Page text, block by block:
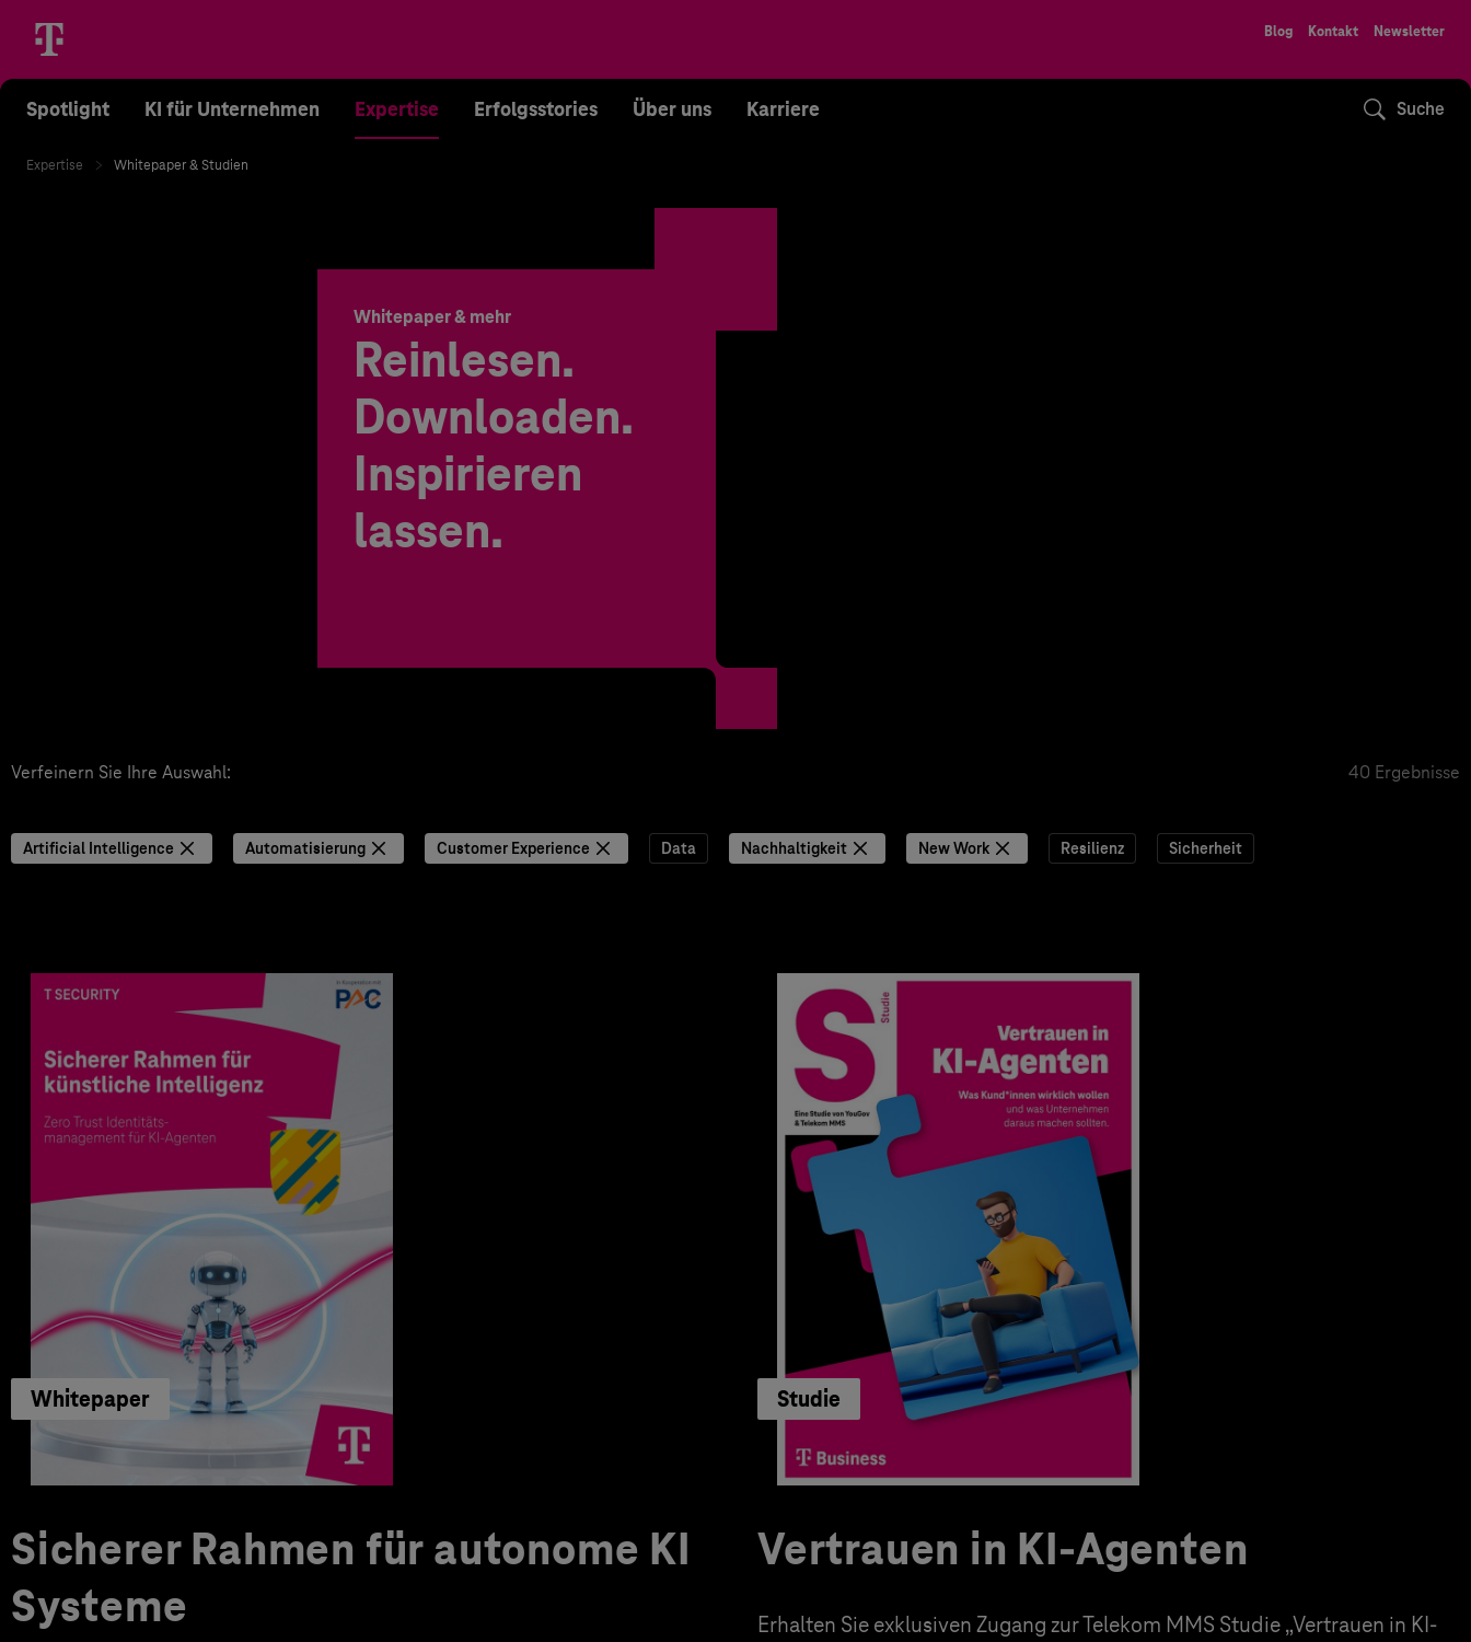
Blog Kontakt Newsletter
Spotlight KI für Unternehmen Expertise Erfolgsstories Über uns Karriere Suche
Expertise Whitepaper & Studien
Whitepaper & mehr
Reinlesen.
Downloaden.
Inspirieren
lassen.
Verfeinern Sie Ihre Auswahl: 40 Ergebnisse
Artificial Intelligence Automatisierung Customer Experience Data Nachhaltigkeit New Work Resilienz Sicherheit
Whitepaper
Sicherer Rahmen für autonome KI
Systeme
Studie
Vertrauen in KI-Agenten
Erhalten Sie exklusiven Zugang zur Telekom MMS Studie „Vertrauen in KI-